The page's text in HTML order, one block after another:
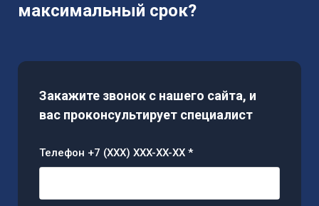
максимальный срок?
Закажите звонок с нашего сайта, и
вас проконсультирует специалист
Телефон +7 (XXX) XXX-XX-XX *